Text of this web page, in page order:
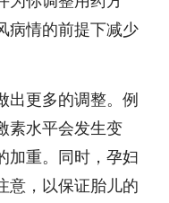
病情的前提下减少
出更多的调整。例
素水平会发生变
加重。同时，孕妇
意，以保证胎儿的